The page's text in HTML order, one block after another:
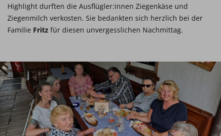
Highlight durften die Ausflügler:innen Ziegenkäse und
Ziegenmilch verkosten. Sie bedankten sich herzlich bei der
Familie Fritz für diesen unvergesslichen Nachmittag.